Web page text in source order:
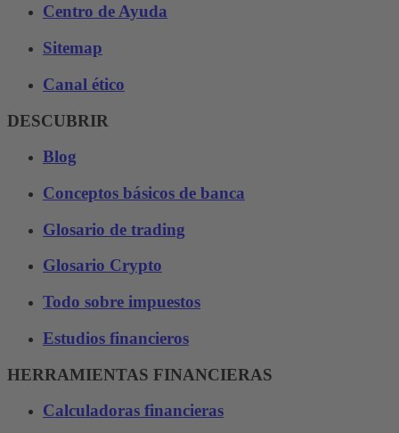
Centro de Ayuda
Sitemap
Canal ético
DESCUBRIR
Blog
Conceptos básicos de banca
Glosario de trading
Glosario Crypto
Todo sobre impuestos
Estudios financieros
HERRAMIENTAS FINANCIERAS
Calculadoras financieras